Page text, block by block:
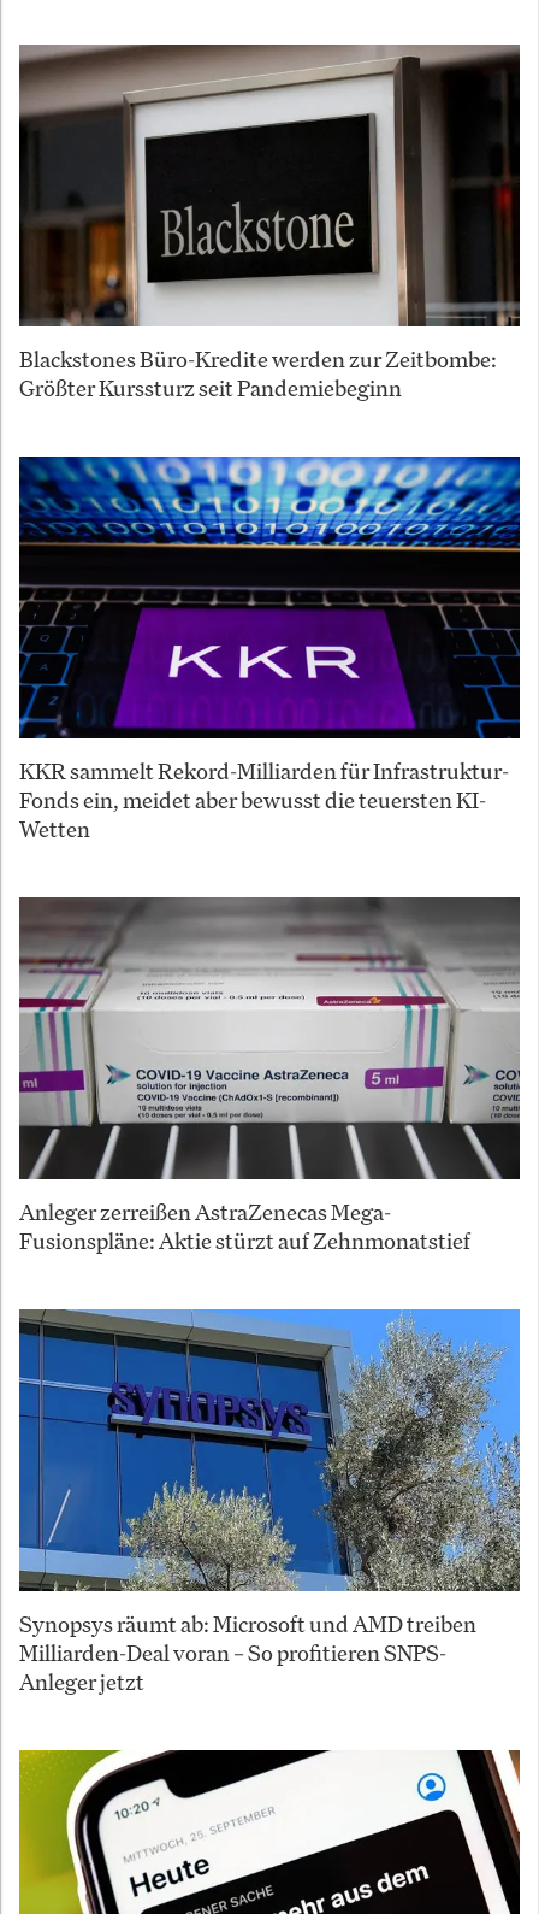
Blackstones Büro-Kredite werden zur Zeitbombe:
Größter Kurssturz seit Pandemiebeginn
KKR sammelt Rekord-Milliarden für Infrastruktur-
Fonds ein, meidet aber bewusst die teuersten KI-
Wetten
Anleger zerreißen AstraZenecas Mega-
Fusionspläne: Aktie stürzt auf Zehnmonatstief
Synopsys räumt ab: Microsoft und AMD treiben
Milliarden-Deal voran – So profitieren SNPS-
Anleger jetzt